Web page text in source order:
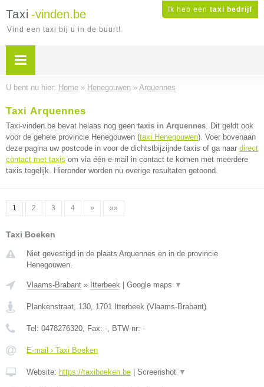
Ik heb een taxi bedrijf
Taxi -vinden.be
Vind een taxi bij u in de buurt!
U bent nu hier: Home » Henegouwen » Arquennes
Taxi Arquennes
Taxi-vinden.be bevat helaas nog geen taxis in Arquennes. Dit geldt ook
voor de gehele provincie Henegouwen (taxi Henegouwen). Voer bovenaan
deze pagina uw postcode in voor de dichtstbijzijnde taxis of ga naar direct
contact met taxis om via één e-mail in contact te komen met meerdere
taxis tegelijk. Hieronder worden nu overige resultaten getoond.
1 2 3 4 » »»
Taxi Boeken
Niet gevestigd in de plaats Arquennes en in de provincie
Henegouwen.
Vlaams-Brabant » Itterbeek Google maps ▼
Plankenstraat, 130, 1701 Itterbeek (Vlaams-Brabant)
Tel: 0478276320, Fax: -, BTW-nr: -
E-mail › Taxi Boeken
Website: https://taxiboeken.be Screenshot ▼